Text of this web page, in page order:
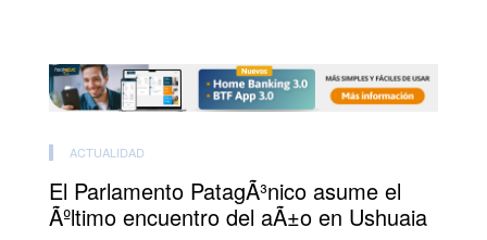
ACTUALIDAD
El Parlamento PatagÃ³nico asume el
Ãºltimo encuentro del aÃ±o en Ushuaia